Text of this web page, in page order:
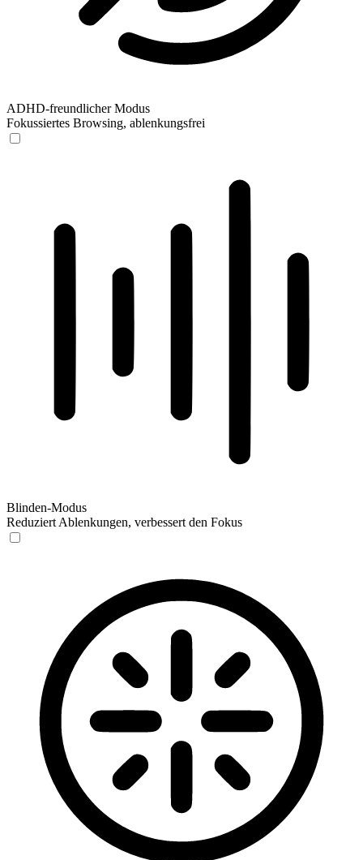
ADHD-freundlicher Modus
Fokussiertes Browsing, ablenkungsfrei
Blinden-Modus
Reduziert Ablenkungen, verbessert den Fokus